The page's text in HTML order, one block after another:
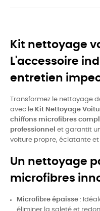
Kit nettoyage
L'accessoire
entretien
Transformez le nettoyage
avec le Kit Nettoyage
chiffons microfibres
professionnel et garantit
voiture propre, éclatante et
Un nettoyage
microfibres
Microfibre épaisse :